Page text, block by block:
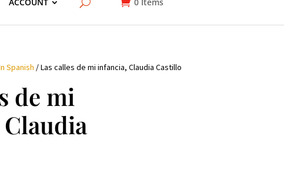
Spanish / Las calles de mi infancia, Claudia Castillo
de mi